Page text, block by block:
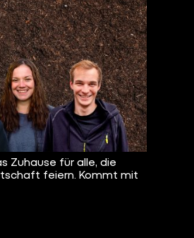
Zuhause für alle, die
feiern. Kommt mit